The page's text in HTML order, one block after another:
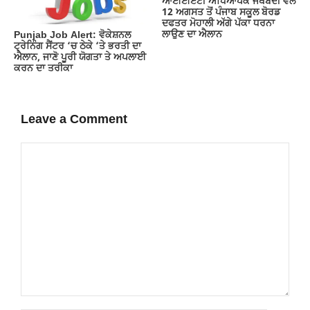
Punjab Job Alert: ਵੋਕੇਸ਼ਨਲ
ਟ੍ਰੇਨਿੰਗ ਸੈਂਟਰ ‘ਚ ਠੇਕੇ ‘ਤੇ ਭਰਤੀ ਦਾ
ਐਲਾਨ, ਜਾਣੋ ਪੂਰੀ ਯੋਗਤਾ ਤੇ ਅਪਲਾਈ
ਕਰਨ ਦਾ ਤਰੀਕਾ
12 ਅਗਸਤ ਤੋਂ ਪੰਜਾਬ ਸਕੂਲ ਬੋਰਡ
ਦਫਤਰ ਮੋਹਾਲੀ ਅੱਗੇ ਪੱਕਾ ਧਰਨਾ
ਲਾਉਣ ਦਾ ਐਲਾਨ
Leave a Comment